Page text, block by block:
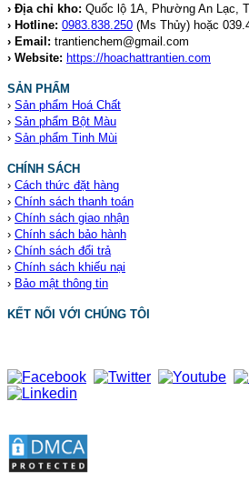
› Địa chỉ kho: Quốc lộ 1A, Phường An Lạc,
› Hotline: 0983.838.250 (Ms Thủy) hoặc
› Email: trantienchem@gmail.com
› Website: https://hoachattrantien.com
SẢN PHẨM
› Sản phẩm Hoá Chất
› Sản phẩm Bột Màu
› Sản phẩm Tinh Mùi
CHÍNH SÁCH
› Cách thức đặt hàng
› Chính sách thanh toán
› Chính sách giao nhận
› Chính sách bảo hành
› Chính sách đổi trả
› Chính sách khiếu nại
› Bảo mật thông tin
KẾT NỐI VỚI CHÚNG TÔI